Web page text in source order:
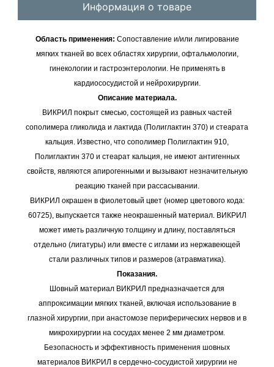
Информация о товаре
Область применения: Сопоставление и/или лигирование
мягких тканей во всех областях хирургии, офтальмологии,
гинекологии и гастроэнтерологии. Не применять в
кардиососудистой и нейрохирургии.
Описание материала.
ВИКРИЛ покрыт смесью, состоящей из равных частей
сополимера гликолида и лактида (Полиглактин 370) и стеарата
кальция. Известно, что сополимер Полиглактин 910,
Полиглактин 370 и стеарат кальция, не имеют антигенных
свойств, являются апирогенными и вызывают незначительную
реакцию тканей при рассасывании.
ВИКРИЛ окрашен в фиолетовый цвет (номер цветового кода:
60725), выпускается также неокрашенный материал. ВИКРИЛ
может иметь различную толщину и длину, поставляться
отдельно (лигатуры) или вместе с иглами из нержавеющей
стали различных типов и размеров (атравматика).
Показания.
Шовный материал ВИКРИЛ предназначается для
аппроксимации мягких тканей, включая использование в
глазной хирургии, при анастомозе периферических нервов и в
микрохирургии на сосудах менее 2 мм диаметром.
Безопасность и эффективность применения шовных
материалов ВИКРИЛ в сердечно-сосудистой хирургии не